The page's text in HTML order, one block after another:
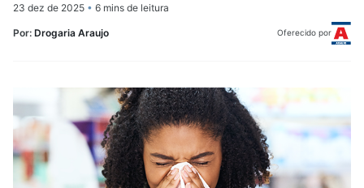
23 dez de 2025 • 6 mins de leitura
Por: Drogaria Araujo Oferecido por